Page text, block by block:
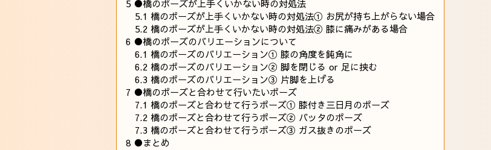
5 ●橋のポーズが上手くいかない時の対処法
5.1 橋のポーズが上手くいかない時の対処法① お尻が持ち上がらない場合
5.2 橋のポーズが上手くいかない時の対処法② 膝に痛みがある場合
6 ●橋のポーズのバリエーションについて
6.1 橋のポーズのバリエーション① 膝の角度を鈍角に
6.2 橋のポーズのバリエーション② 脚を閉じる or 足に挟む
6.3 橋のポーズのバリエーション③ 片脚を上げる
7 ●橋のポーズと合わせて行いたいポーズ
7.1 橋のポーズと合わせて行うポーズ① 膝付き三日月のポーズ
7.2 橋のポーズと合わせて行うポーズ② バッタのポーズ
7.3 橋のポーズと合わせて行うポーズ③ ガス抜きのポーズ
8 ●まとめ